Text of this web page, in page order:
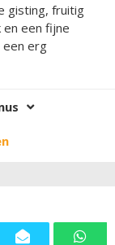
gisting, fruitig
en een fijne
een erg